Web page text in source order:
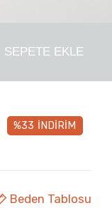
SEPETE EKLE
%33 İNDİRİM
Beden Tablosu